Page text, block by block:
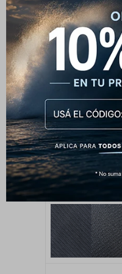
Costuras Mínimas
Gran flexibilidad,
durabilidad, paneles
grandes, menos
Libertad total.
Rodilleras Krypto
Ofrece protección
sacrificar moviemiento.